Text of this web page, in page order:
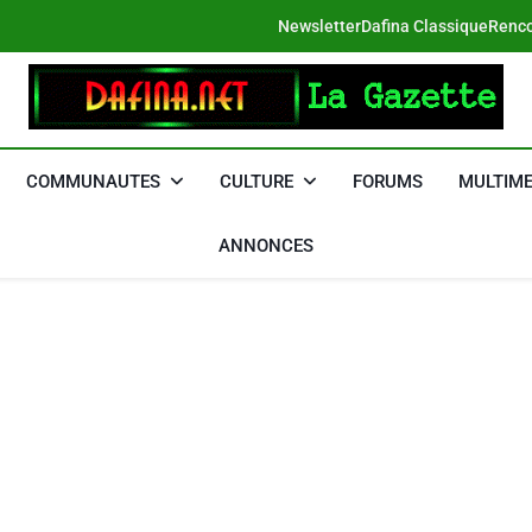
NewsletterDafina Classique
DAFINA
COMMUNAUTES CULTURE FORUMS
ANNONCES